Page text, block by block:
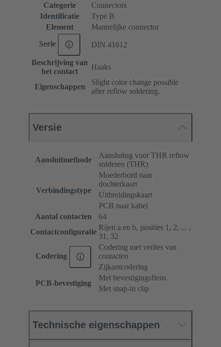
Categorie
Connectors
Identificatie
Type B
Element
Mannelijke connector
Serie DIN 41612
Beschrijving van
het contact
Haaks
Eigenschappen
Slight color change possible
after reflow soldering.
Versie
Aansluitmethode
Aansluitng voor THR reflow
solderen (THR)
Verbindingstype
Moederbord naar
dochterkaart
Uitbreidingskaart
PCB naar kabel
Aantal contacten
64
Contactconfiguratie
Rijen a en b, posities 1, 2, ... ,
31, 32
Codering
Codering met verlies van
contacten
Zijkantcodering
PCB-bevestiging
Met bevestigingsflens
Met snap-in clip
Technische eigenschappen